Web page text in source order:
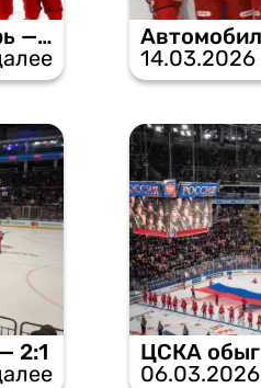
ЦСКА обыграл Сибирь — 3:2
14.03.2026
2:1
06.03.2026